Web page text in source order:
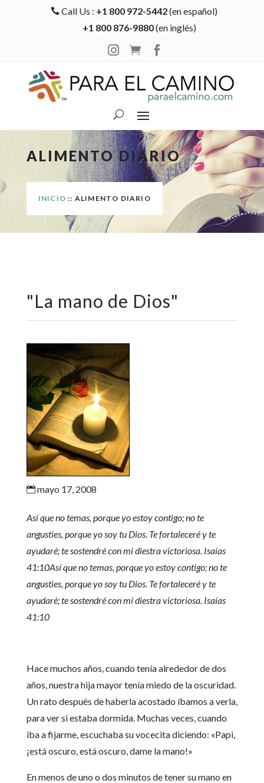
 Call Us : +1 800 972-5442(en español)
+1 800 876-9880(en inglés)

 
ALIMENTO DIARIO
INICIO :: ALIMENTO DIARIO
"La mano de Dios"
mayo 17, 2008
Así que no temas, porque yo estoy contigo; no te
angusties, porque yo soy tu Dios. Te fortaleceré y te
ayudaré; te sostendré con mi diestra victoriosa. Isaías
41:10Así que no temas, porque yo estoy contigo; no te
angusties, porque yo soy tu Dios. Te fortaleceré y te
ayudaré; te sostendré con mi diestra victoriosa. Isaías
41:10
Hace muchos años, cuando tenía alrededor de dos
años, nuestra hija mayor tenía miedo de la oscuridad.
Un rato después de haberla acostado íbamos a verla,
para ver si estaba dormida. Muchas veces, cuando
iba a fijarme, escuchaba su vocecita diciendo: «Papi,
¡está oscuro, está oscuro, dame la mano!»
En menos de uno o dos minutos de tener su mano en